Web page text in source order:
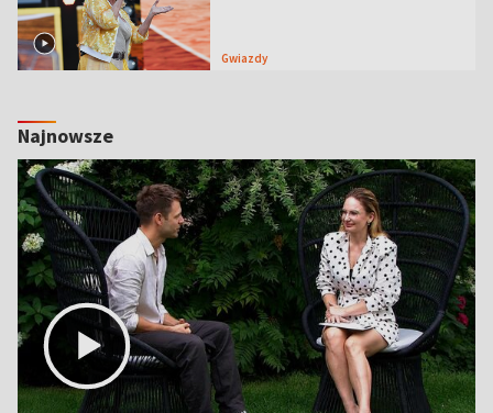
Gwiazdy
Najnowsze